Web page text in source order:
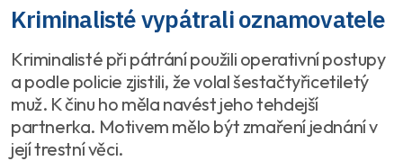
Kriminalisté vypátrali oznamovatele
Kriminalisté při pátrání použili operativní postupy
a podle policie zjistili, že volal šestačtyřicetiletý
muž. K činu ho měla navést jeho tehdejší
partnerka. Motivem mělo být zmaření jednání v
její trestní věci.